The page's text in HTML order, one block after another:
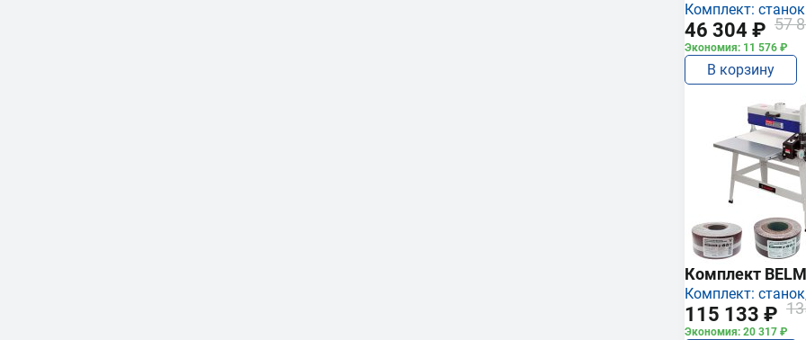
Комплект:
46 304 ₽ 57
Экономия: 11 576 ₽
В корзину
Комплект
Комплект:
115 133 ₽
Экономия: 20 317 ₽